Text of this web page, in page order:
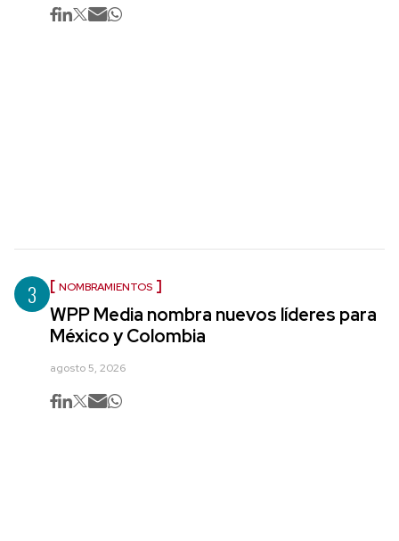
3 NOMBRAMIENTOS
WPP Media nombra nuevos líderes para
México y Colombia
agosto 5, 2026